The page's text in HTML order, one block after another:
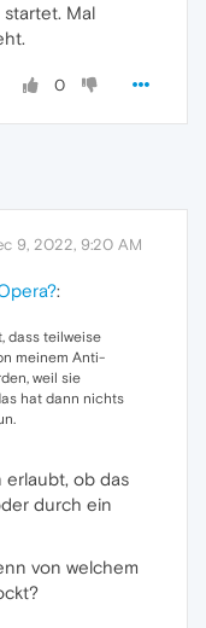
Mal
0
9, 2022, 9:20 AM
:
dass teilweise
meinem Anti-
weil sie
hat dann nichts
erlaubt, ob das
durch ein
von welchem